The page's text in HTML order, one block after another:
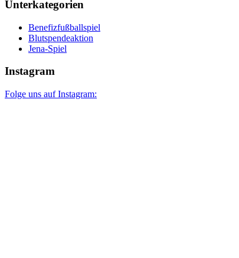
Unterkategorien
Benefizfußballspiel
Blutspendeaktion
Jena-Spiel
Instagram
Folge uns auf Instagram: